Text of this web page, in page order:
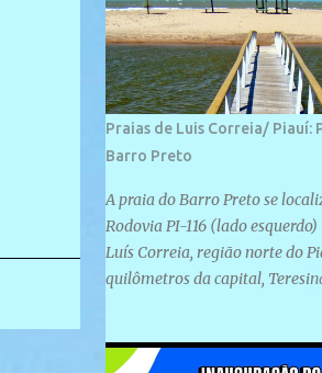
Cajueiro da Praia.
Praias de Luis Correia/ Piauí:
Barro Preto
A praia do Barro Preto se
Rodovia PI-116 (lado esquerdo)
Luís Correia, região norte do
quilômetros da capital,
plana e retilínea na maior